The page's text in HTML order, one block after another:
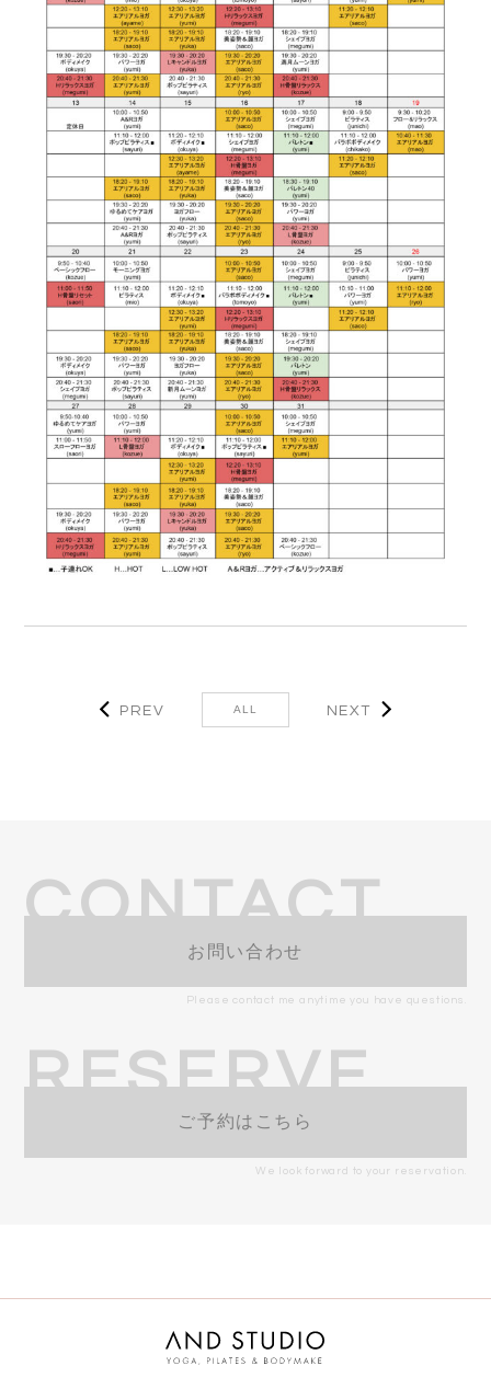
PREV ALL NEXT
CONTACT
お問い合わせ
Please contact me anytime you have questions.
RESERVE
ご予約はこちら
We look forward to your reservation.